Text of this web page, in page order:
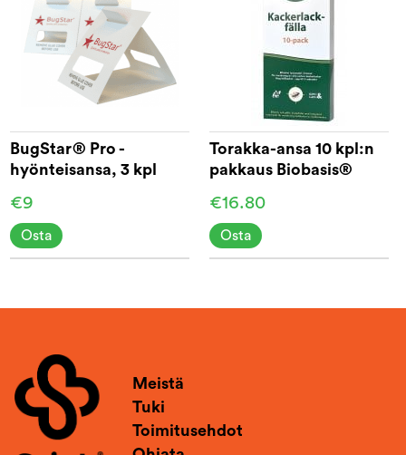
BugStar® Pro -
hyönteisansa, 3 kpl
€9
Osta
Torakka-ansa 10 kpl:n
pakkaus Biobasis®
€16.80
Osta
Meistä
Tuki
Toimitusehdot